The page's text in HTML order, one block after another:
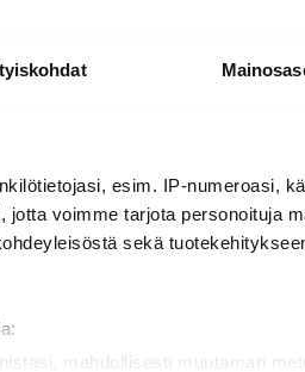
esim. IP-numeroasi,
jotta voimme tarjota personoituja
sekä
mahdollisesti muutaman
-40%